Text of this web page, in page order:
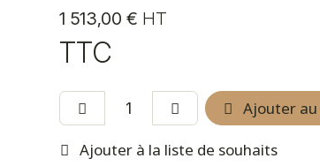
1 513,00 € HT
TTC
Ajouter
Ajouter à la liste de souhaits